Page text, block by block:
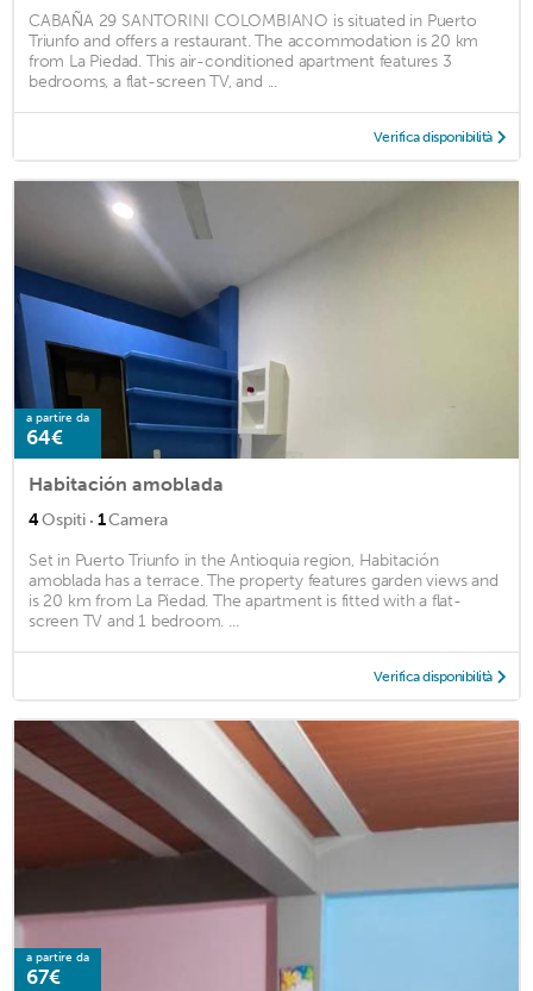
CABAÑA 29 SANTORINI COLOMBIANO is situated in Puerto
Triunfo and offers a restaurant. The accommodation is 20 km
from La Piedad. This air-conditioned apartment features 3
bedrooms, a flat-screen TV, and ...
Verifica disponibilità
a partire da
64€
Habitación amoblada
4Ospiti · 1Camera
Set in Puerto Triunfo in the Antioquia region, Habitación
amoblada has a terrace. The property features garden views and
is 20 km from La Piedad. The apartment is fitted with a flat-
screen TV and 1 bedroom. ...
Verifica disponibilità
a partire da
67€